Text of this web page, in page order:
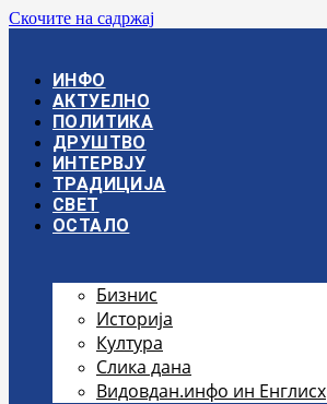
Скочите на садржај
ИНФО
АКТУЕЛНО
ПОЛИТИКА
ДРУШТВО
ИНТЕРВЈУ
ТРАДИЦИЈА
СВЕТ
ОСТАЛО
Бизнис
Историја
Култура
Слика дана
Видовдан.инфо ин Енглисх